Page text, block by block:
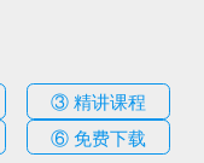
③ 精讲课程
⑥ 免费下载